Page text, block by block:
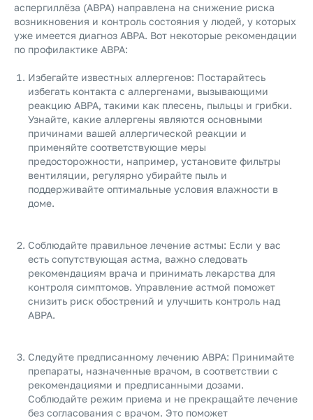
аспергиллёза (ABPA) направлена на снижение риска
возникновения и контроль состояния у людей, у которых
уже имеется диагноз ABPA. Вот некоторые рекомендации
по профилактике ABPA:
Избегайте известных аллергенов: Постарайтесь
избегать контакта с аллергенами, вызывающими
реакцию ABPA, такими как плесень, пыльцы и грибки.
Узнайте, какие аллергены являются основными
причинами вашей аллергической реакции и
применяйте соответствующие меры
предосторожности, например, установите фильтры
вентиляции, регулярно убирайте пыль и
поддерживайте оптимальные условия влажности в
доме.
Соблюдайте правильное лечение астмы: Если у вас
есть сопутствующая астма, важно следовать
рекомендациям врача и принимать лекарства для
контроля симптомов. Управление астмой поможет
снизить риск обострений и улучшить контроль над
ABPA.
Следуйте предписанному лечению ABPA: Принимайте
препараты, назначенные врачом, в соответствии с
рекомендациями и предписанными дозами.
Соблюдайте режим приема и не прекращайте лечение
без согласования с врачом. Это поможет